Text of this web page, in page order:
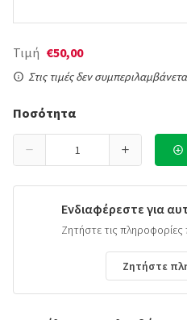
Τιμή €50,00
Στις τιμές δεν
Ποσότητα
Ενδιαφέρεστε για
Ζητήστε τις
Ζητήστε